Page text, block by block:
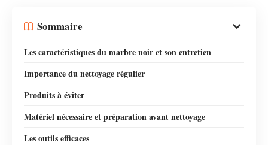
Sommaire
Les caractéristiques du marbre noir et son entretien
Importance du nettoyage régulier
Produits à éviter
Matériel nécessaire et préparation avant nettoyage
Les outils efficaces